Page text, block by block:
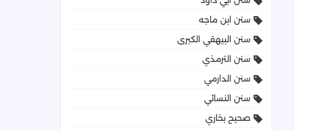
سنن ابن ماجه
سنن البيهقي الكبرى
سنن الترمذي
سنن الدارمي
سنن النسائي
صحيح بخاري